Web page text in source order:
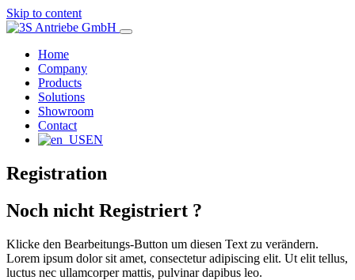
Skip to content
3S Antriebe GmbH
Antriebstechnik für Armaturen
Home
Company
Products
Solutions
Showroom
Contact
EN
Registration
Noch nicht Registriert ?
Klicke den Bearbeitungs-Button um diesen Text zu verändern.
Lorem ipsum dolor sit amet, consectetur adipiscing elit. Ut elit tellus,
luctus nec ullamcorper mattis, pulvinar dapibus leo.